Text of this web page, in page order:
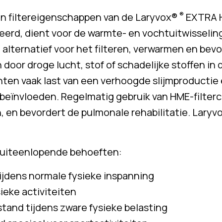
filtereigenschappen van de Laryvox® ®
dient voor de warmte- en
voor het filteren, verwarmen en
droge lucht, stof of schadelijke stoffen in
vaak last van een verhoogde slijmproductie
Regelmatig gebruik van HME-
en bevordert de pulmonale rehabilitatie.
behoeften:
normale fysieke inspanning
activiteiten
tijdens zware fysieke belasting